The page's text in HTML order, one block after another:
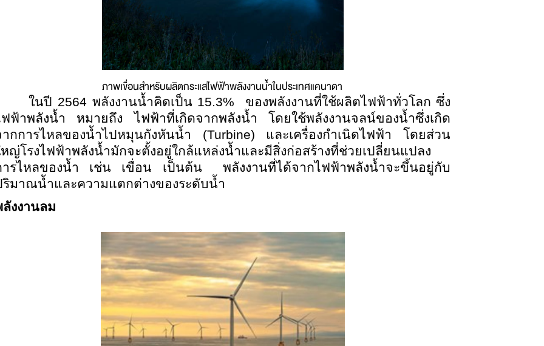
ภาพเขื่อนสำหรับผลิตกระแสไฟฟ้าพลังงานน้ำในประเทศแคนาดา
ในปี 2564 พลังงานน้ำคิดเป็น 15.3% ของพลังงานที่ใช้ผลิตไฟฟ้าทั่วโลก ซึ่ง
ฟ้าพลังน้ำ หมายถึง ไฟฟ้าที่เกิดจากพลังน้ำ โดยใช้พลังงานจลน์ของน้ำซึ่งเกิด
ากการไหลของน้ำไปหมุนกังหันน้ำ (Turbine) และเครื่องกำเนิดไฟฟ้า โดยส่วน
ญ่โรงไฟฟ้าพลังน้ำมักจะตั้งอยู่ใกล้แหล่งน้ำและมีสิ่งก่อสร้างที่ช่วยเปลี่ยนแปลง
ารไหลของน้ำ เช่น เขื่อน เป็นต้น พลังงานที่ได้จากไฟฟ้าพลังน้ำจะขึ้นอยู่กับ
มาณน้ำและความแตกต่างของระดับน้ำ
งงานลม